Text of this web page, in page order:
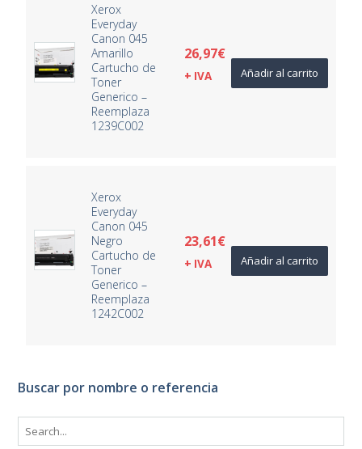
Xerox
Everyday
Canon 045
Amarillo
Cartucho de
Toner
Generico –
Reemplaza
1239C002
26,97€
+ IVA Añadir al carrito
Xerox
Everyday
Canon 045
Negro
Cartucho de
Toner
Generico –
Reemplaza
1242C002
23,61€
+ IVA Añadir al carrito
Buscar por nombre o referencia